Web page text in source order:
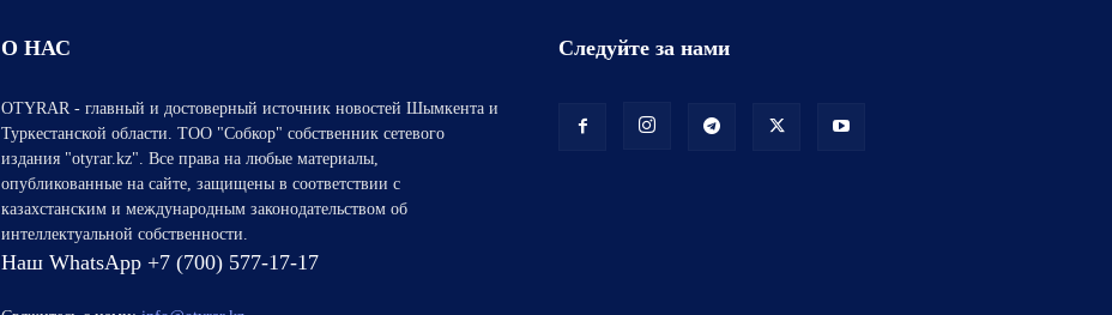
О НАС
OTYRAR - главный и достоверный источник новостей Шымкента и
Туркестанской области. ТОО "Собкор" собственник сетевого
издания "otyrar.kz". Все права на любые материалы,
опубликованные на сайте, защищены в соответствии с
казахстанским и международным законодательством об
интеллектуальной собственности.
Наш WhatsApp +7 (700) 577-17-17
Следуйте за нами